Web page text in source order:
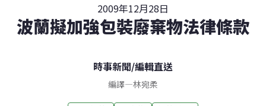
2009年12月28日
波蘭擬加強包裝廢棄物法律條款
時事新聞/編輯直送
編譯—林宛柔